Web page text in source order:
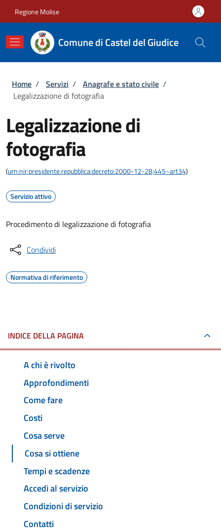
Regione Molise
Comune di Castel del Giudice
Briciole di pane
Home / Servizi / Anagrafe e stato civile /
Legalizzazione di fotografia
Legalizzazione di
fotografia
(urn:nir:presidente.repubblica:decreto:2000-12-28;445~art34)
Servizio attivo
Procedimento di legalizzazione di fotografia
Condividi
Normativa di riferimento
INDICE DELLA PAGINA
A chi è rivolto
Approfondimenti
Come fare
Costi
Cosa serve
Cosa si ottiene
Tempi e scadenze
Accedi al servizio
Condizioni di servizio
Contatti